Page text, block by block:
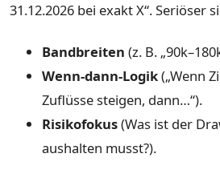
31.12.2026 bei exakt X“. Seriöser
Bandbreiten (z. B.
Wenn-dann-Logik(„Wenn
Zuflüsse steigen, dann…“).
Risikofokus(Was ist der
aushalten musst?).